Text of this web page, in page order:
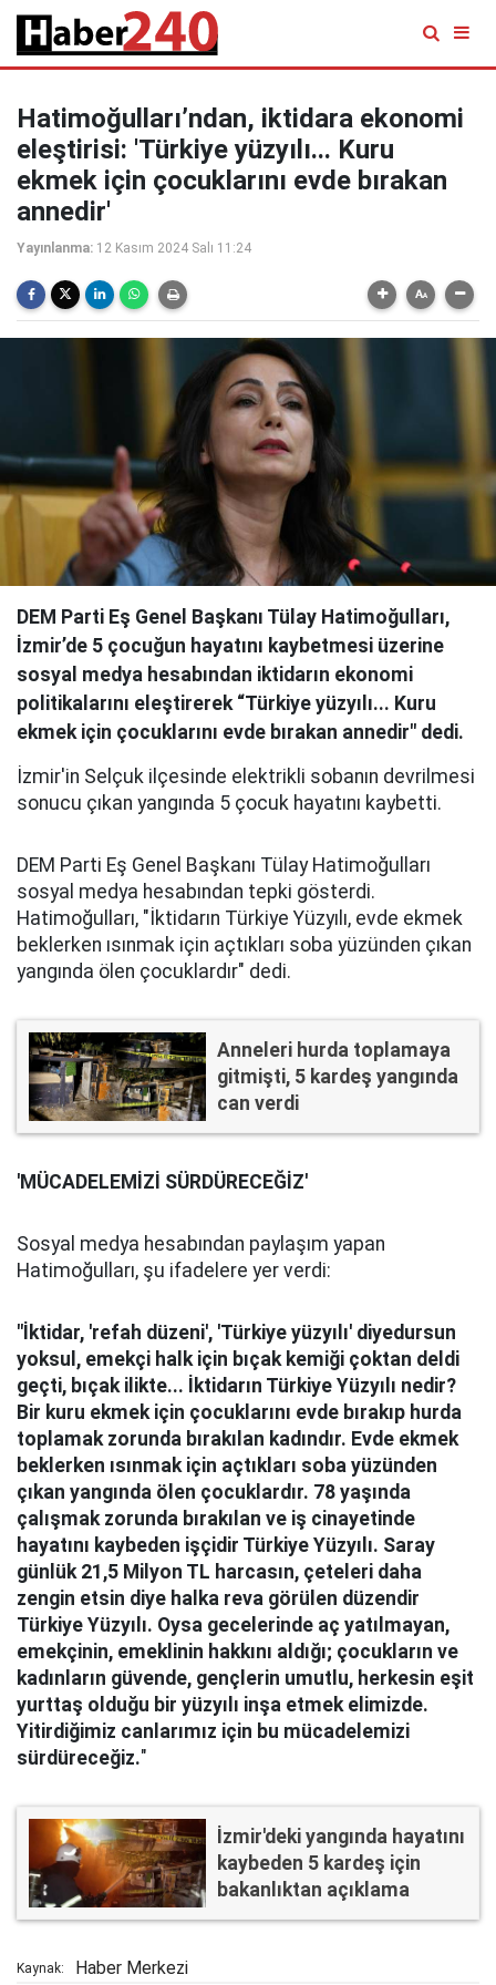
Hatimoğulları’ndan, iktidara ekonomi
eleştirisi: 'Türkiye yüzyılı... Kuru
ekmek için çocuklarını evde bırakan
annedir'
Yayınlanma: 12 Kasım 2024 Salı 11:24
DEM Parti Eş Genel Başkanı Tülay Hatimoğulları,
İzmir’de 5 çocuğun hayatını kaybetmesi üzerine
sosyal medya hesabından iktidarın ekonomi
politikalarını eleştirerek “Türkiye yüzyılı... Kuru
ekmek için çocuklarını evde bırakan annedir" dedi.
İzmir'in Selçuk ilçesinde elektrikli sobanın devrilmesi
sonucu çıkan yangında 5 çocuk hayatını kaybetti.
DEM Parti Eş Genel Başkanı Tülay Hatimoğulları
sosyal medya hesabından tepki gösterdi.
Hatimoğulları, "İktidarın Türkiye Yüzyılı, evde ekmek
beklerken ısınmak için açtıkları soba yüzünden çıkan
yangında ölen çocuklardır" dedi.
Anneleri hurda toplamaya
gitmişti, 5 kardeş yangında
can verdi
'MÜCADELEMİZİ SÜRDÜRECEĞİZ'
Sosyal medya hesabından paylaşım yapan
Hatimoğulları, şu ifadelere yer verdi:
"İktidar, 'refah düzeni', 'Türkiye yüzyılı' diyedursun
yoksul, emekçi halk için bıçak kemiği çoktan deldi
geçti, bıçak ilikte... İktidarın Türkiye Yüzyılı nedir?
Bir kuru ekmek için çocuklarını evde bırakıp hurda
toplamak zorunda bırakılan kadındır. Evde ekmek
beklerken ısınmak için açtıkları soba yüzünden
çıkan yangında ölen çocuklardır. 78 yaşında
çalışmak zorunda bırakılan ve iş cinayetinde
hayatını kaybeden işçidir Türkiye Yüzyılı. Saray
günlük 21,5 Milyon TL harcasın, çeteleri daha
zengin etsin diye halka reva görülen düzendir
Türkiye Yüzyılı. Oysa gecelerinde aç yatılmayan,
emekçinin, emeklinin hakkını aldığı; çocukların ve
kadınların güvende, gençlerin umutlu, herkesin eşit
yurttaş olduğu bir yüzyılı inşa etmek elimizde.
Yitirdiğimiz canlarımız için bu mücadelemizi
sürdüreceğiz."
İzmir'deki yangında hayatını
kaybeden 5 kardeş için
bakanlıktan açıklama
Kaynak: Haber Merkezi